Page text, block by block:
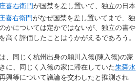
喜右衛門が国禁を差し置いて、独立の日本
喜右衛門がなぜ国禁を差し置いてまで、独
かについては定かではないが、独立の書や
高く評価したことはうかがえるであろう。
、同じく杭州出身の穎川入徳(陳入徳)の家
に、同じく入徳の家に滞在していた朱舜水
興等について議論を交わしたと推測され